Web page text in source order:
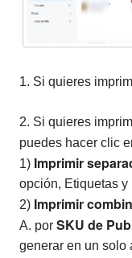
1. Si quieres
2. Si quieres
puedes hacer clic
1) Imprimir
opción, Etiquetas
2) Imprimir
A. por SKU de
generar en un solo